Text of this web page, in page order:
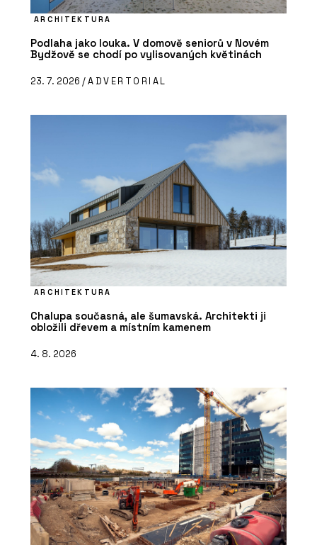
ARCHITEKTURA
Podlaha jako louka. V domově seniorů v Novém
Bydžově se chodí po vylisovaných květinách
23. 7. 2026 /ADVERTORIAL
ARCHITEKTURA
Chalupa současná, ale šumavská. Architekti ji
obložili dřevem a místním kamenem
4. 8. 2026